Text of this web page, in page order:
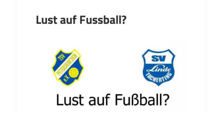
Lust auf Fussball?